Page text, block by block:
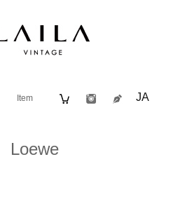
Item JA
Loewe